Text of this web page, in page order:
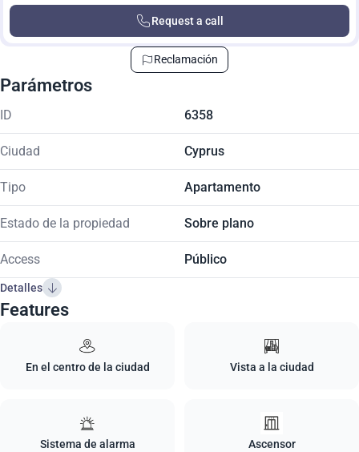
Request a call
Reclamación
Parámetros
ID 6358
Ciudad Cyprus
Tipo Apartamento
Estado de la propiedad Sobre plano
Access Público
Detalles
Features
En el centro de la ciudad Vista a la ciudad
Sistema de alarma Ascensor